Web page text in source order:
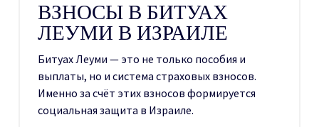
ВЗНОСЫ В БИТУАХ
ЛЕУМИ В ИЗРАИЛЕ
Битуах Леуми — это не только пособия и
выплаты, но и система страховых взносов.
Именно за счёт этих взносов формируется
социальная защита в Израиле.